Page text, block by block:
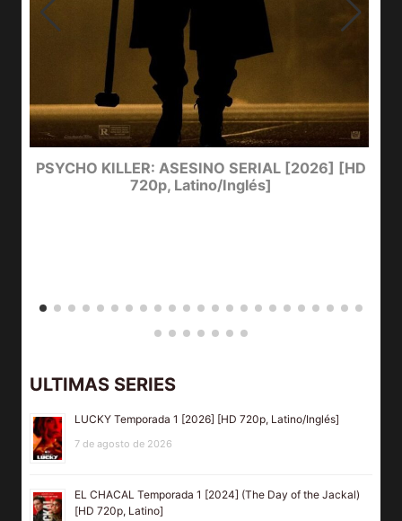
PSYCHO KILLER: ASESINO SERIAL [2026] [HD
720p, Latino/Inglés]
ULTIMAS SERIES
LUCKY Temporada 1 [2026] [HD 720p, Latino/Inglés]
7 de agosto de 2026
EL CHACAL Temporada 1 [2024] (The Day of the Jackal)
[HD 720p, Latino]